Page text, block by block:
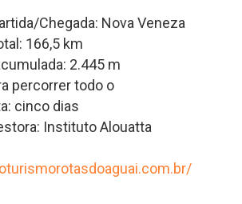
Chegada: Nova Veneza
166,5 km
2.445 m
percorrer todo o
cinco dias
Instituto Alouatta